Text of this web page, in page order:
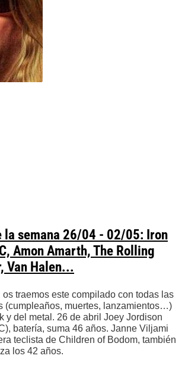
la semana 26/04 - 02/05: Iron
Amon Amarth, The Rolling
Van Halen...
traemos este compilado con todas las
(cumpleaños, muertes, lanzamientos…)
y del metal. 26 de abril Joey Jordison
batería, suma 46 años. Janne Viljami
teclista de Children of Bodom, también
los 42 años.